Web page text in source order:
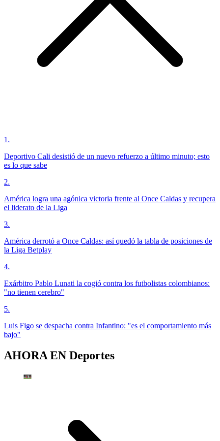
1 .
Deportivo Cali desistió de un nuevo refuerzo a último minuto; esto
es lo que sabe
2.
América logra una agónica victoria frente al Once Caldas y recupera
el liderato de la Liga
3.
América derrotó a Once Caldas: así quedó la tabla de posiciones de
la Liga Betplay
4.
Exárbitro Pablo Lunati la cogió contra los futbolistas colombianos:
"no tienen cerebro"
5.
Luis Figo se despacha contra Infantino: "es el comportamiento más
bajo"
AHORA EN Deportes